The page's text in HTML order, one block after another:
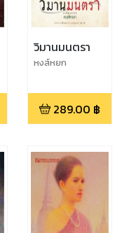
วิมานมนตรา
หงส์หยก
289.00 ฿